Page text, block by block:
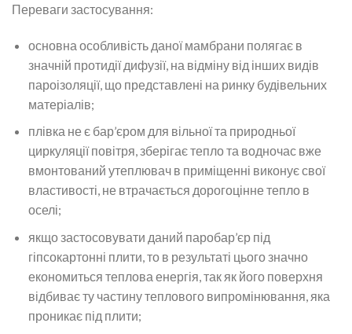
Переваги застосування:
основна особливість даної мамбрани полягає в
значній протидії дифузії, на відміну від інших видів
пароізоляції, що представлені на ринку будівельних
матеріалів;
плівка не є бар’єром для вільної та природньої
циркуляції повітря, зберігає тепло та водночас вже
вмонтований утеплювач в приміщенні виконує свої
властивості, не втрачається дорогоцінне тепло в
оселі;
якщо застосовувати даний паробар’єр під
гіпсокартонні плити, то в результаті цього значно
економиться теплова енергія, так як його поверхня
відбиває ту частину теплового випромінювання, яка
проникає під плити;